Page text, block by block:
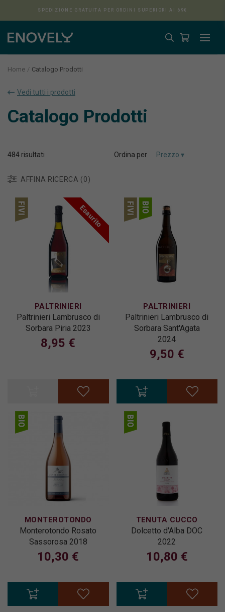
Aura
SPEDIZIONE GRATUITA PER ORDINI SUPERIORI AI 69€
Home Catalogo Prodotti
Vedi tutti i prodotti
Catalogo Prodotti
484 risultati Ordina per
AFFINA RICERCA (0)
Esaurito
PALTRINIERI
Paltrinieri Lambrusco di
Sorbara Piria 2023
8,95 €
PALTRINIERI
Paltrinieri Lambrusco di
Sorbara Sant'Agata
2024
9,50 €
MONTEROTONDO
Monterotondo Rosato
Sassorosa 2018
10,30 €
TENUTA CUCCO
Dolcetto d'Alba DOC
2022
10,80 €